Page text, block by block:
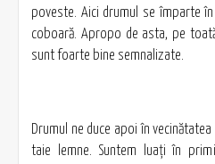
poveste. Aici drumul se împarte
coboară. Apropo de asta, pe
sunt foarte bine semnalizate.
Drumul ne duce apoi în
taie lemne. Suntem luați în